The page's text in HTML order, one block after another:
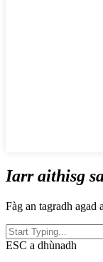
Iarr aithisg
Fàg an tagradh agad
ESC a dhùnadh